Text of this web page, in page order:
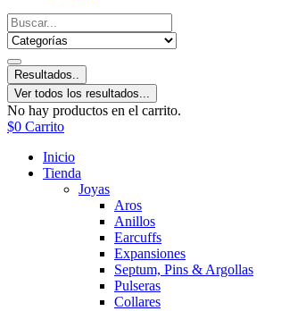
Resultados..
Ver todos los resultados...
No hay productos en el carrito.
$0 Carrito
Inicio
Tienda
Joyas
Aros
Anillos
Earcuffs
Expansiones
Septum, Pins & Argollas
Pulseras
Collares